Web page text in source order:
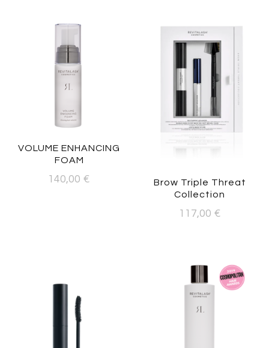
VOLUME ENHANCING
FOAM
140,00 €
Brow Triple Threat
Collection
117,00 €